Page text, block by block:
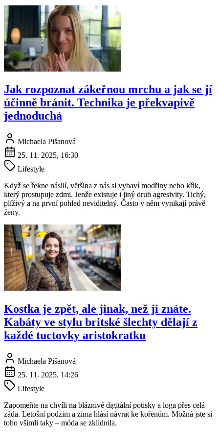
Jak rozpoznat zákeřnou mrchu a jak se jí
účinně bránit. Technika je překvapivě
jednoduchá
Michaela Pišanová
25. 11. 2025, 16:30
Lifestyle
Když se řekne násilí, většina z nás si vybaví modřiny nebo křik,
který prostupuje zdmi. Jenže existuje i jiný druh agresivity. Tichý,
plíživý a na první pohled neviditelný. Často v něm vynikají právě
ženy.
Kostka je zpět, ale jinak, než ji znáte.
Kabáty ve stylu britské šlechty dělají z
každé tuctovky aristokratku
Michaela Pišanová
25. 11. 2025, 14:26
Lifestyle
Zapomeňte na chvíli na bláznivé digitální potisky a loga přes celá
záda. Letošní podzim a zima hlásí návrat ke kořenům. Možná jste si
toho všimli taky – móda se zklidnila.